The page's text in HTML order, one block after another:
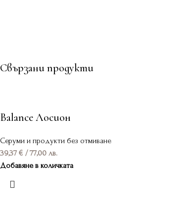
Свързани продукти
Balance Лосион
Серуми и продукти без отмиване
39,37 € / 77,00 лв.
Добавяне в количката